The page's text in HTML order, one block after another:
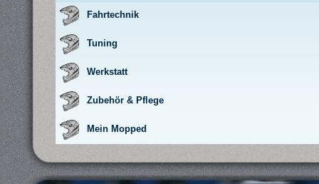
Fahrtechnik
Tuning
Werkstatt
Zubehör & Pflege
Mein Mopped